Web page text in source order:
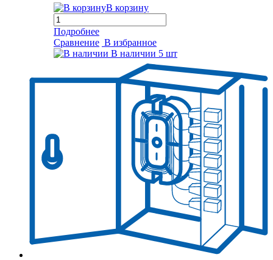
В корзину
Подробнее
Сравнение В избранное
В наличии 5 шт